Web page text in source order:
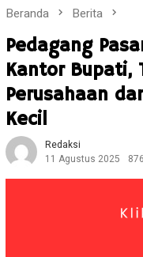
Beranda Berita
Pedagang
Kantor Bupati,
Perusahaan
Kecil
Redaksi
11 Agustus 2025